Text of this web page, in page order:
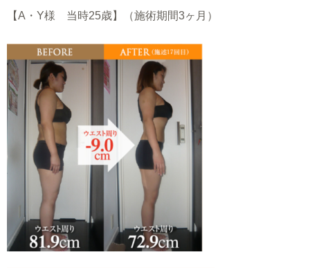
【A・Y様 当時25歳】（施術期間3ヶ月）